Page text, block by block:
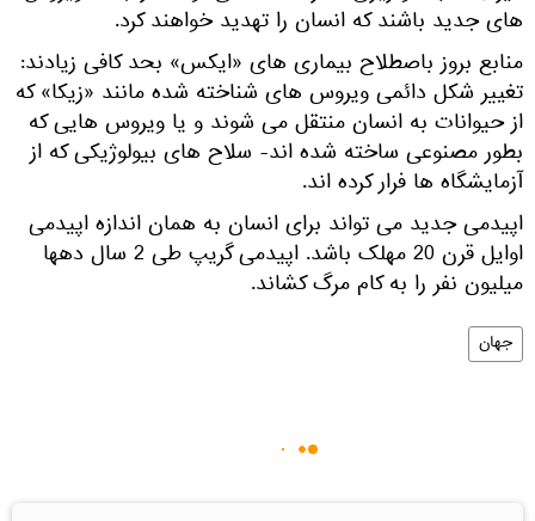
های جدید باشند که انسان را تهدید خواهند کرد.
منابع بروز باصطلاح بیماری های «ایکس» بحد کافی زیادند:
تغییر شکل دائمی ویروس های شناخته شده مانند «زیکا» که
از حیوانات به انسان منتقل می شوند و یا ویروس هایی که
بطور مصنوعی ساخته شده اند- سلاح های بیولوژیکی که از
آزمایشگاه ها فرار کرده اند.
اپیدمی جدید می تواند برای انسان به همان اندازه اپیدمی
اوایل قرن 20 مهلک باشد. اپیدمی گریپ طی 2 سال دهها
میلیون نفر را به کام مرگ کشاند.
جهان